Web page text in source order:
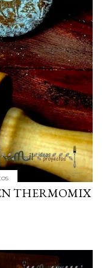
THERMOMIX